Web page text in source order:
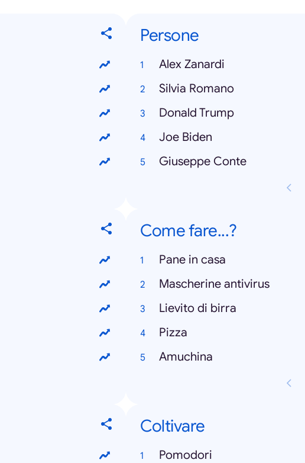
Persone
Alex Zanardi
Silvia Romano
Donald Trump
Joe Biden
Giuseppe Conte
Come fare...?
Pane in casa
Mascherine antivirus
Lievito di birra
Pizza
Amuchina
Coltivare
Pomodori